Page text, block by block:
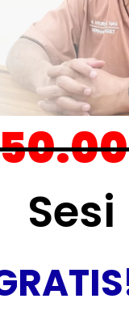
Sesi